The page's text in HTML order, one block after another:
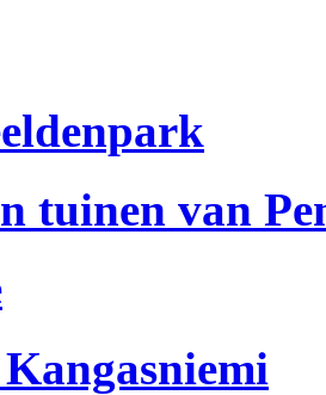
tuinen van